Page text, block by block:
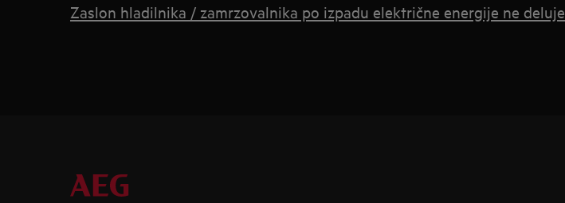
Zaslon hladilnika / zamrzovalnika po izpadu električne energije ne deluje